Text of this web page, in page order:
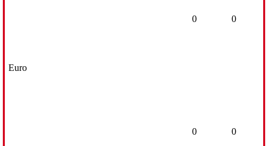
Euro
0 0
0 0